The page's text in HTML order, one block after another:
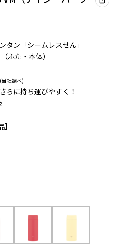
ン「シームレスせん」
ふた・本体）
社調べ)
らに持ち運びやすく！